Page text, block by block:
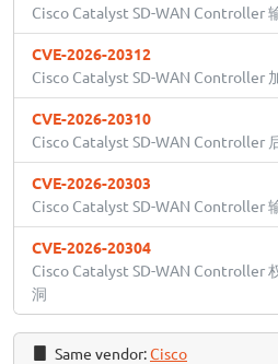
Cisco Catalyst SD-WAN Controller
CVE-2026-20312
Cisco Catalyst SD-WAN Controller
CVE-2026-20310
Cisco Catalyst SD-WAN Controller
CVE-2026-20303
Cisco Catalyst SD-WAN Controller
CVE-2026-20304
Cisco Catalyst SD-WAN Controller
洞
Same vendor:Cisco